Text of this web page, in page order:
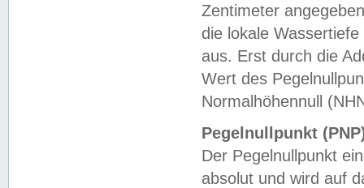
Zentimeter
die lokale
aus. Erst durch die
Wert des
Normalhöhennull
Pegelnullpunkt
Der Pegelnullpunkt
absolut und wird auf